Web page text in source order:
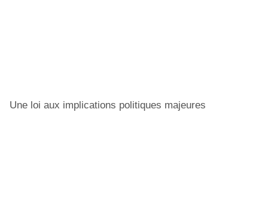
Une loi aux implications politiques majeures